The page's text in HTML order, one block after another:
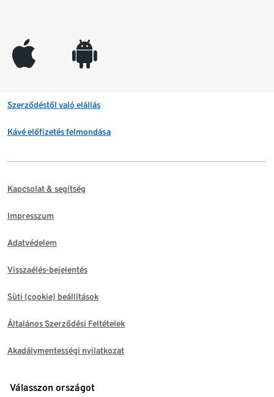
appleinc android
Szerződéstől való elállás
Kávé előfizetés felmondása
Kapcsolat & segítség
Impresszum
Adatvédelem
Visszaélés-bejelentés
Süti (cookie) beállítások
Általános Szerződési Feltételek
Akadálymentességi nyilatkozat
Válasszon országot